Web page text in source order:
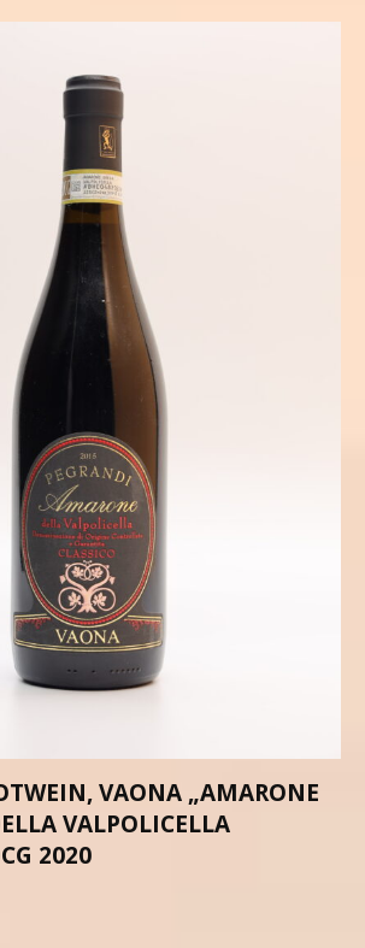
VAONA „AMARONE
VALPOLICELLA
2020